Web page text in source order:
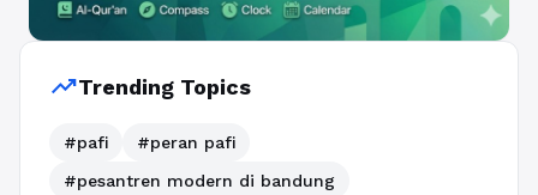
trending_upTrending Topics
#pafi
#peran pafi
#pesantren modern di bandung